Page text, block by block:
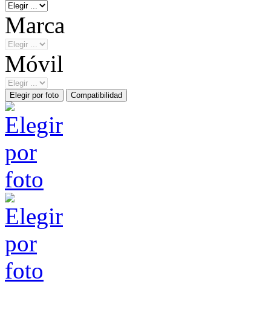
Marca
Móvil